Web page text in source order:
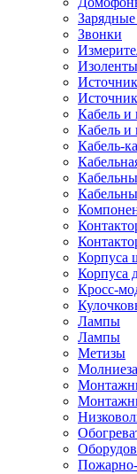
Зарядные
Звонки
Кабель и
Кабель и
Кабель-
Корпуса
Корпуса
Кросс-
Лампы
Лампы
Метизы
Пожарно-